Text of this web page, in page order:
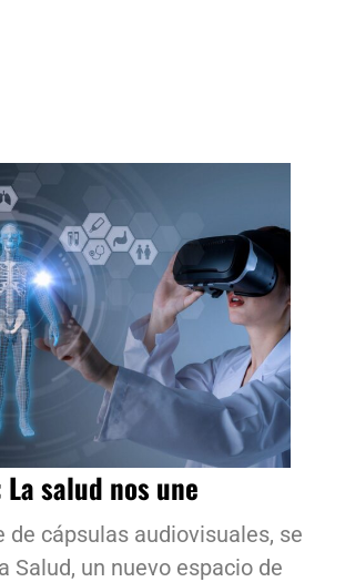
salud nos une
de cápsulas audiovisuales, se
Salud, un nuevo espacio de